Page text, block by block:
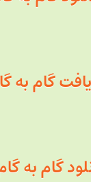
گام به
گام به